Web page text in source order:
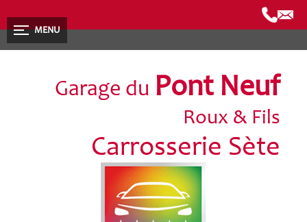
MENU
Garage du Pont Neuf
Roux & Fils
Carrosserie Sète